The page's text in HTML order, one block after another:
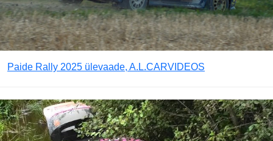
Paide Rally 2025 ülevaade, A.L.CARVIDEOS